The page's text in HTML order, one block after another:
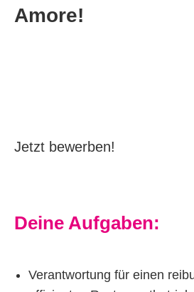
Amore!
Jetzt bewerben!
Deine Aufgaben:
Verantwortung für einen